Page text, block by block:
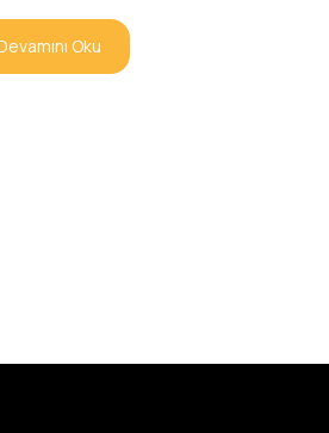
Oku